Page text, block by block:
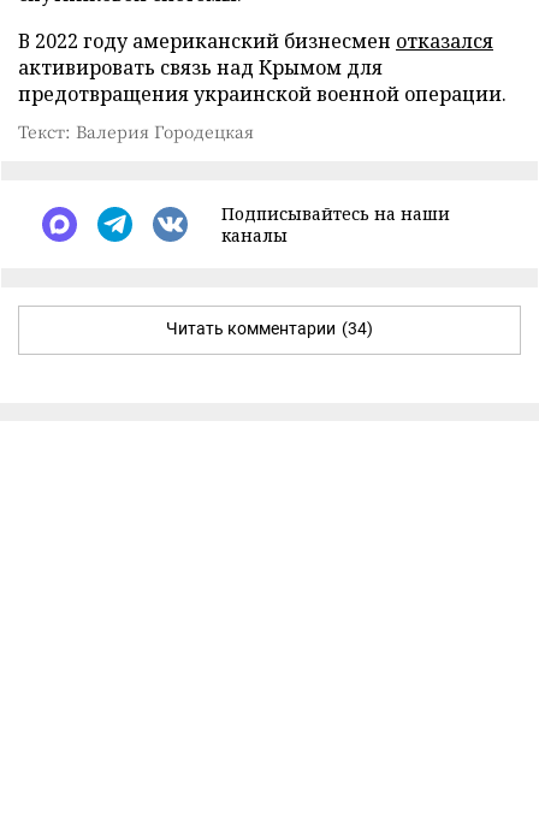
В 2022 году американский бизнесмен отказался
активировать связь над Крымом для
предотвращения украинской военной операции.
Текст: Валерия Городецкая
Подписывайтесь на наши
каналы
Читать комментарии (34)